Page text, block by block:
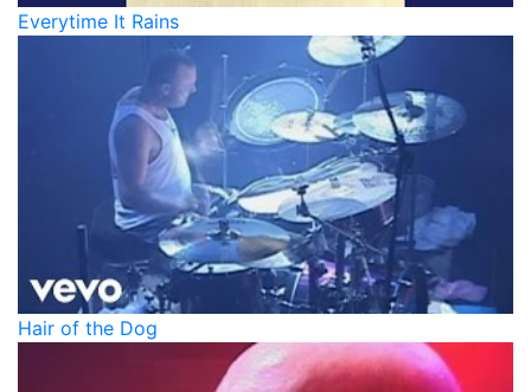
Everytime It Rains
Hair of the Dog